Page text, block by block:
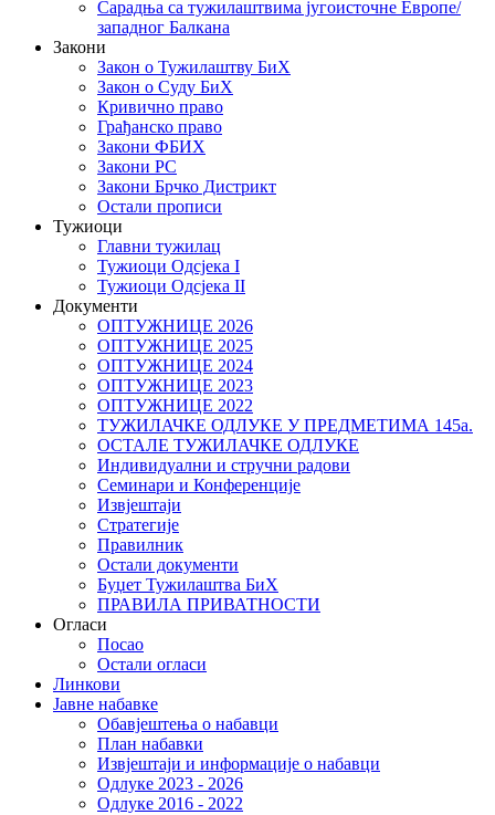
Сарадња са тужилаштвима југоисточне Европе/
западног Балкана
Закони
Закон о Тужилаштву БиХ
Закон о Суду БиХ
Кривично право
Грађанско право
Закони ФБИХ
Закони РС
Закони Брчко Дистрикт
Остали прописи
Тужиоци
Главни тужилац
Тужиоци Oдсјекa I
Тужиоци Oдсјекa II
Документи
ОПТУЖНИЦЕ 2026
ОПТУЖНИЦЕ 2025
ОПТУЖНИЦЕ 2024
ОПТУЖНИЦЕ 2023
ОПТУЖНИЦЕ 2022
ТУЖИЛАЧКЕ ОДЛУКЕ У ПРЕДМЕТИМА 145а.
ОСТАЛЕ ТУЖИЛАЧКЕ ОДЛУКЕ
Индивидуални и стручни радови
Семинари и Конференције
Извјештаји
Стратегије
Правилник
Остали документи
Буџет Тужилаштва БиХ
ПРАВИЛА ПРИВАТНОСТИ
Огласи
Посао
Остали огласи
Линкови
Јавне набавке
Обавјештења о набавци
План набавки
Извјештаји и информације о набавци
Одлуке 2023 - 2026
Одлуке 2016 - 2022